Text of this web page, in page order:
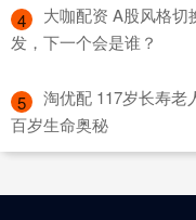
4
大咖配资 A股风格切
发，下一个会是谁？
5
淘优配 117岁长寿老
百岁生命奥秘